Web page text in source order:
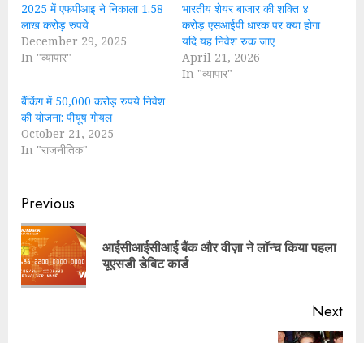
2025 में एफपीआइ ने निकाला 1.58
लाख करोड़ रुपये
December 29, 2025
In "व्यापार"
भारतीय शेयर बाजार की शक्ति ४
करोड़ एसआईपी धारक पर क्या होगा
यदि यह निवेश रुक जाए
April 21, 2026
In "व्यापार"
बैंकिंग में 50,000 करोड़ रुपये निवेश
की योजना: पीयूष गोयल
October 21, 2025
In "राजनीतिक"
Continue
Reading
Previous
आईसीआईसीआई बैंक और वीज़ा ने लॉन्च किया पहला
यूएसडी डेबिट कार्ड
Next